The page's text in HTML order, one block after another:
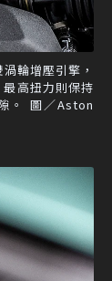
輪增壓引擎，
高扭力則保持
。 圖／Aston